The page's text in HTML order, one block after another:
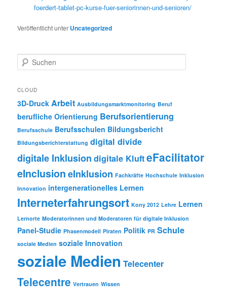
foerdert-tablet-pc-kurse-fuer-seniorinnen-und-senioren/
Veröffentlicht unter Uncategorized
u
h
n
CLOUD
3D-Druck Arbeit Ausbildungsmarktmonitoring Beruf
berufliche Orientierung Berufsorientierung
Berufsschule Berufsschulen Bildungsbericht
Bildungsberichterstattung digital divide
digitale Inklusion digitale KlufteFacilitator
eInclusioneInklusion Fachkräfte Hochschule Inklusion
Innovation intergenerationelles Lernen
Interneterfahrungsort Kony 2012 Lehre Lernen
Lernorte Moderatorinnen und Moderatoren für digitale Inklusion
Panel-Studie Phasenmodell Piraten Politik PR Schule
sociale Medien soziale Innovation
soziale Medien Telecenter
Telecentre Vertrauen Wissen